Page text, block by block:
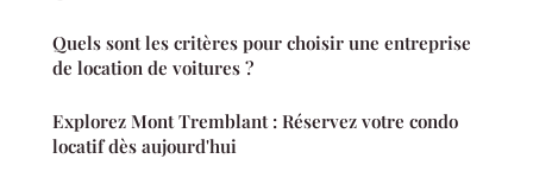
Quels sont les critères pour choisir une entreprise
de location de voitures ?
Explorez Mont Tremblant : Réservez votre condo
locatif dès aujourd'hui